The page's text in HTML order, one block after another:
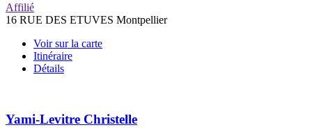
Affilié
16 RUE DES ETUVES Montpellier
Voir sur la carte
Itinéraire
Détails
Yami-Levitre Christelle